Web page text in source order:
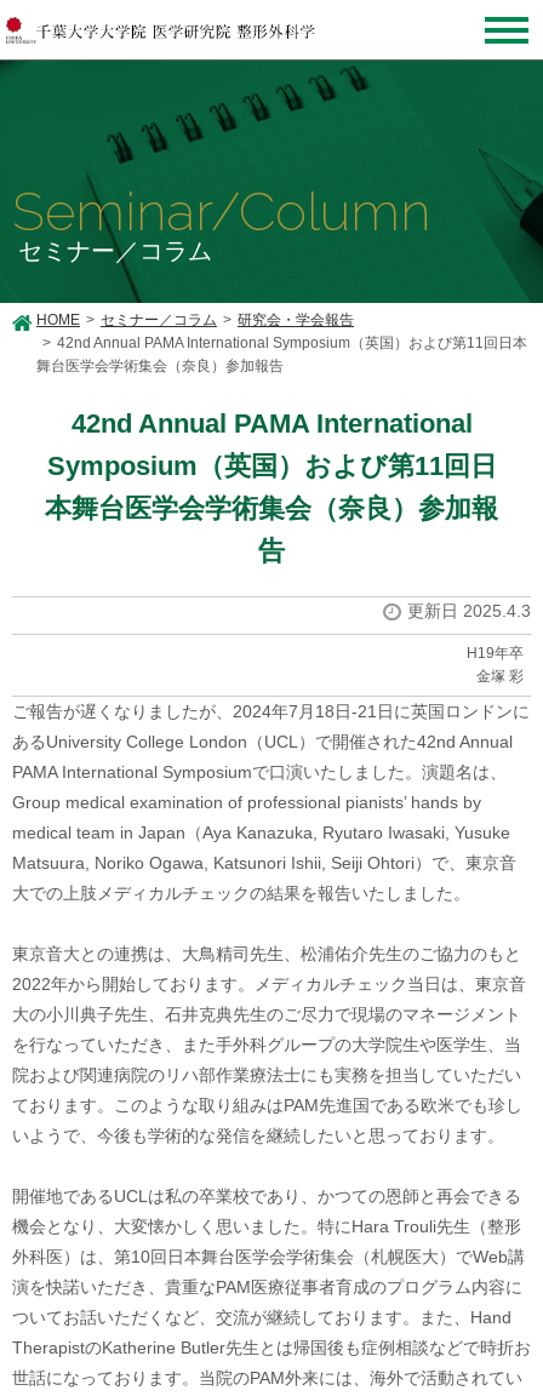
Seminar/Column
セミナー／コラム
HOME セミナー／コラム
研究会・学会報告
42nd Annual PAMA International Symposium（英国）および第11回日本
舞台医学会学術集会（奈良）参加報告
42nd Annual PAMA International
Symposium（英国）および第11回日
本舞台医学会学術集会（奈良）参加報
告
更新日 2025.4.3
H19年卒
金塚 彩
ご報告が遅くなりましたが、2024年7月18日-21日に英国ロンドンに
あるUniversity College London（UCL）で開催された42nd Annual
PAMA International Symposiumで口演いたしました。演題名は、
Group medical examination of professional pianists’ hands by
medical team in Japan（Aya Kanazuka, Ryutaro Iwasaki, Yusuke
Matsuura, Noriko Ogawa, Katsunori Ishii, Seiji Ohtori）で、東京音
大での上肢メディカルチェックの結果を報告いたしました。
東京音大との連携は、大鳥精司先生、松浦佑介先生のご協力のもと
2022年から開始しております。メディカルチェック当日は、東京音
大の小川典子先生、石井克典先生のご尽力で現場のマネージメント
を行なっていただき、また手外科グループの大学院生や医学生、当
院および関連病院のリハ部作業療法士にも実務を担当していただい
ております。このような取り組みはPAM先進国である欧米でも珍し
いようで、今後も学術的な発信を継続したいと思っております。
開催地であるUCLは私の卒業校であり、かつての恩師と再会できる
機会となり、大変懐かしく思いました。特にHara Trouli先生（整形
外科医）は、第10回日本舞台医学会学術集会（札幌医大）でWeb講
演を快諾いただき、貴重なPAM医療従事者育成のプログラム内容に
ついてお話いただくなど、交流が継続しております。また、Hand
TherapistのKatherine Butler先生とは帰国後も症例相談などで時折お
世話になっております。当院のPAM外来には、海外で活動されてい